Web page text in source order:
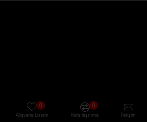
Alışveriş Listem
0
Karşılaştırma
0
İletişim